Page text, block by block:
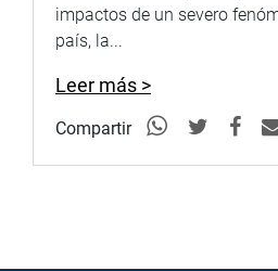
impactos de un severo
país, la...
Leer más >
Compartir